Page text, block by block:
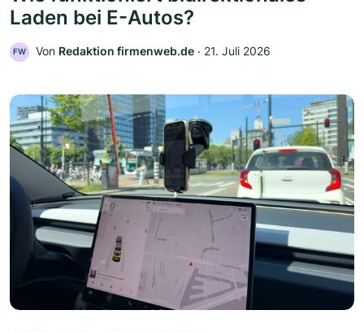
Laden bei E-Autos?
FW Von Redaktion firmenweb.de ‧ 21. Juli 2026